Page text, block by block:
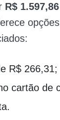
R$ 1.597,86
R$ 266,31;
cartão de